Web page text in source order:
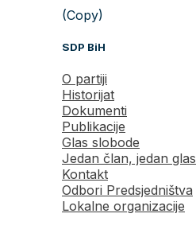
(Copy)
SDP BiH
O partiji
Historijat
Dokumenti
Publikacije
Glas slobode
Jedan član, jedan glas
Kontakt
Odbori Predsjedništva
Lokalne organizacije